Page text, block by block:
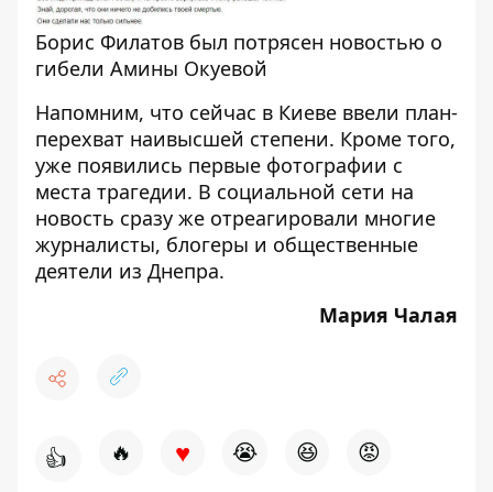
Борис Филатов был потрясен новостью о
гибели Амины Окуевой
Напомним, что сейчас в Киеве ввели план-
перехват наивысшей степени. Кроме того,
уже появились первые фотографии с
места трагедии. В социальной сети на
новость сразу же отреагировали многие
журналисты, блогеры и общественные
деятели из Днепра.
Мария Чалая
👍 🔥 ♥ 😭 😆 😡